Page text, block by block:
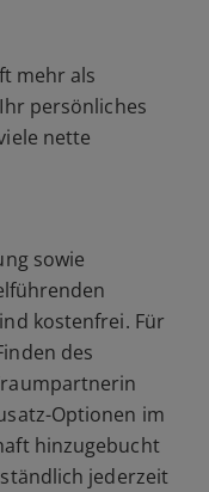
mehr als
persönliches
nette
sowie
kostenfrei. Für
des
Optionen im
hinzugebucht
jederzeit